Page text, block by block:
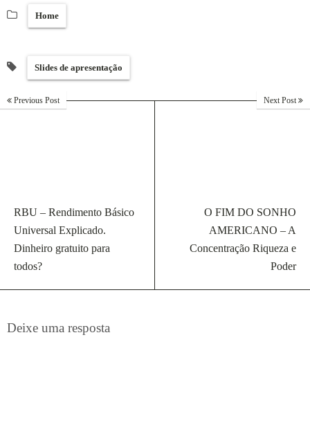
Home
Slides de apresentação
Previous Post
RBU – Rendimento Básico
Universal Explicado.
Dinheiro gratuito para
todos?
Next Post
O FIM DO SONHO
AMERICANO – A
Concentração Riqueza e
Poder
Deixe uma resposta